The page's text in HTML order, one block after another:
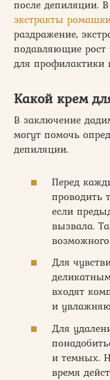
после депиляции.
экстракты
раздражение,
подавляющие рост
для профилактики
Какой крем
В заключение
могут помочь
депиляции.
Перед
проводить
если
вызвала.
Для
входят
и
Для
и темных.
время